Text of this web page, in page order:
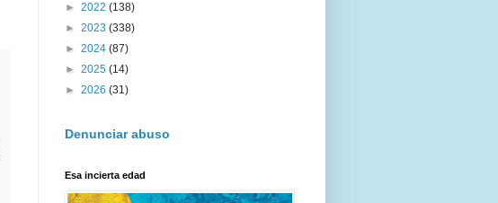
► 2022 (138)
► 2023 (338)
► 2024 (87)
► 2025 (14)
► 2026 (31)
Denunciar abuso
Esa incierta edad